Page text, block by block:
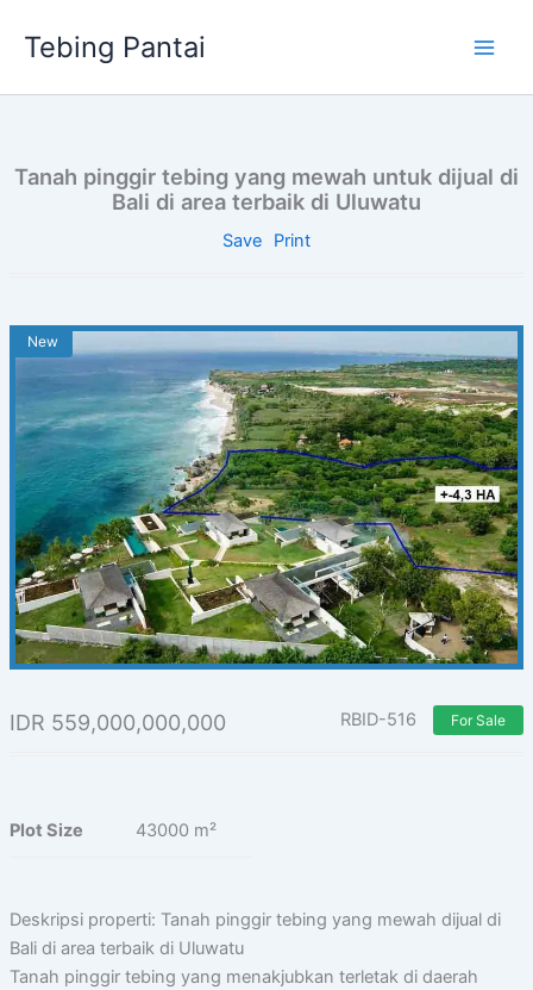
Tebing Pantai
Tanah pinggir tebing yang mewah untuk dijual di
Bali di area terbaik di Uluwatu
Save Print
New
IDR 559,000,000,000 RBID-516 For Sale
Plot Size 43000 m²
Deskripsi properti: Tanah pinggir tebing yang mewah dijual di
Bali di area terbaik di Uluwatu
Tanah pinggir tebing yang menakjubkan terletak di daerah